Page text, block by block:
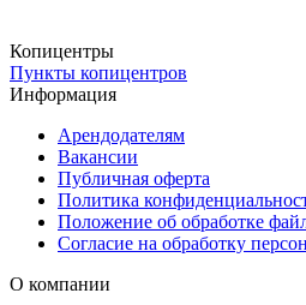
Заказать гравировку
доставкой
Оформить заказ на гравировку
Доступна бесплатная доставка в
отправка через СДЭК — в пункт
При необходимости возможна
заказа. Онлайн-заказ позволяет
Копицентры
Пункты копицентров
Информация
Арендодателям
Вакансии
Публичная оферта
Политика
Положение об обработке
Согласие на обработку
О компании